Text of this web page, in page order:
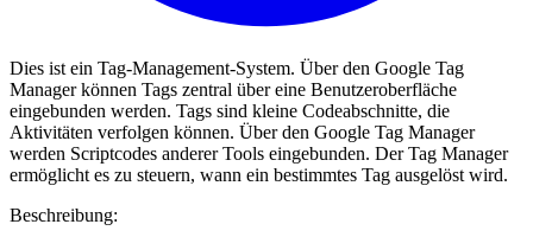
Dies ist ein Tag-Management-System. Über den Google Tag
Manager können Tags zentral über eine Benutzeroberfläche
eingebunden werden. Tags sind kleine Codeabschnitte, die
Aktivitäten verfolgen können. Über den Google Tag Manager
werden Scriptcodes anderer Tools eingebunden. Der Tag Manager
ermöglicht es zu steuern, wann ein bestimmtes Tag ausgelöst wird.
Beschreibung: